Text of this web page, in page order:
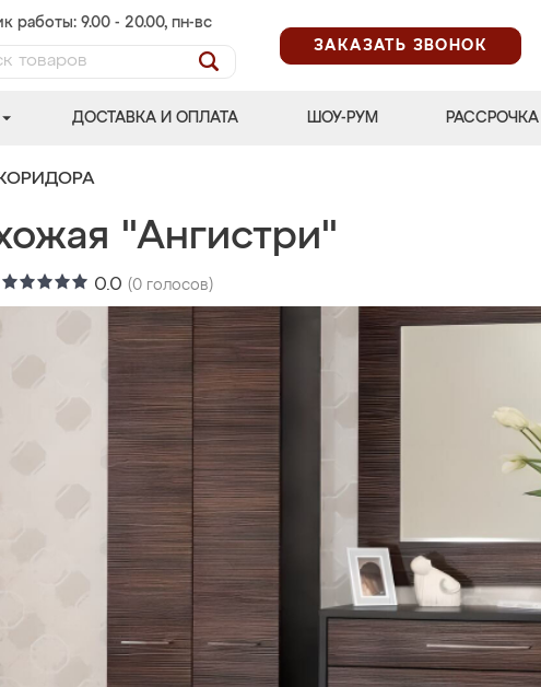
работы: 9.00 - 20.00, пн-вс
ЗАКАЗАТЬ ЗВОНОК
ДОСТАВКА И ОПЛАТА ШОУ-РУМ РАССРОЧКА
"Ангистри"
0.0 (0 голосов)